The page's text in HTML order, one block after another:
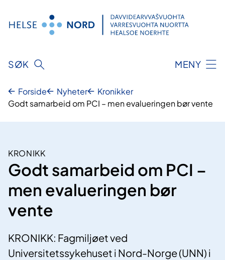
innhold
SØK MENY
Forside Nyheter
Kronikker
Godt samarbeid om PCI – men evalueringen bør vente
KRONIKK
Godt samarbeid om PCI –
men evalueringen bør
vente
KRONIKK: Fagmiljøet ved
Universitetssykehuset i Nord-Norge (UNN) i